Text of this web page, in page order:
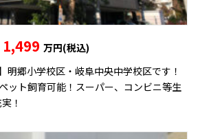
1,499 万円(税込)
明郷小学校区・岐阜中央中学校区です！
ット飼育可能！スーパー、コンビニ等生
！